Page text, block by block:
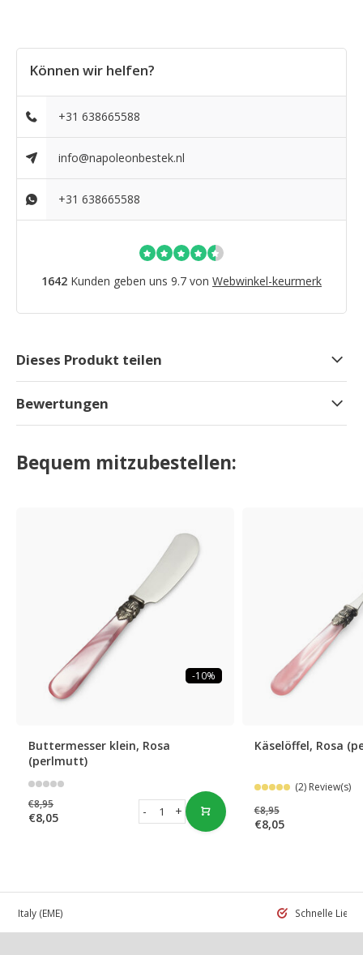
Können wir helfen?
+31 638665588
info@napoleonbestek.nl
+31 638665588
1642 Kunden geben uns 9.7 von Webwinkel-keurmerk
Dieses Produkt teilen
Bewertungen
Bequem mitzubestellen:
-10%
Buttermesser klein, Rosa
(perlmutt)
€8,95
€8,05 +
-
Käselöffel, Rosa
(2) Review(s)
€8,95
€8,05
in Italy (EME) Schnelle